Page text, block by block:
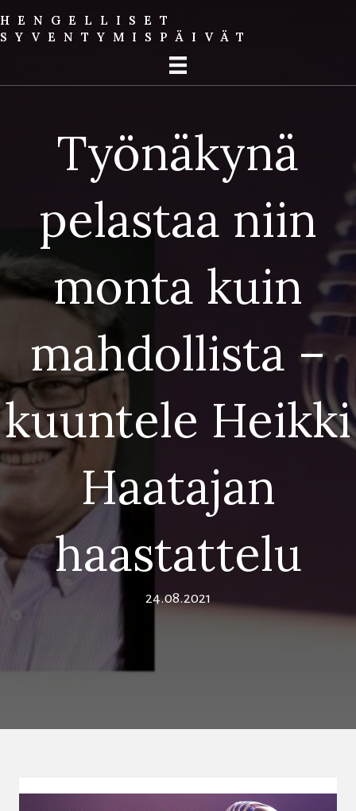
HENGELLISET
SYVENTYMIS­PÄIVÄT
Työnäkynä
pelastaa niin
monta kuin
mahdollista –
kuuntele Heikki
Haatajan
haastattelu
24.08.2021